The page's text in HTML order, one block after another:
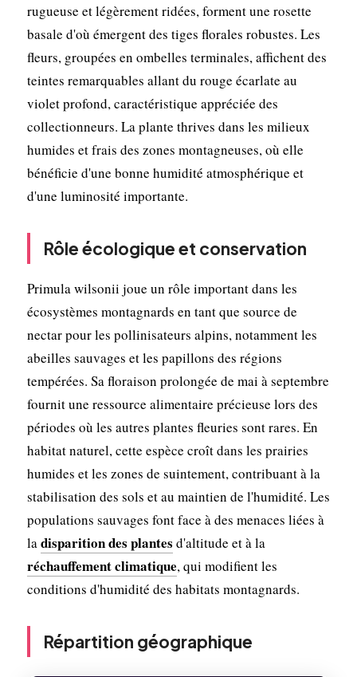
rugueuse et légèrement ridées, forment une rosette
basale d'où émergent des tiges florales robustes. Les
fleurs, groupées en ombelles terminales, affichent des
teintes remarquables allant du rouge écarlate au
violet profond, caractéristique appréciée des
collectionneurs. La plante thrives dans les milieux
humides et frais des zones montagneuses, où elle
bénéficie d'une bonne humidité atmosphérique et
d'une luminosité importante.
Rôle écologique et conservation
Primula wilsonii joue un rôle important dans les
écosystèmes montagnards en tant que source de
nectar pour les pollinisateurs alpins, notamment les
abeilles sauvages et les papillons des régions
tempérées. Sa floraison prolongée de mai à septembre
fournit une ressource alimentaire précieuse lors des
périodes où les autres plantes fleuries sont rares. En
habitat naturel, cette espèce croît dans les prairies
humides et les zones de suintement, contribuant à la
stabilisation des sols et au maintien de l'humidité. Les
populations sauvages font face à des menaces liées à
ladisparition des plantes d'altitude et à la
réchauffement climatique, qui modifient les
conditions d'humidité des habitats montagnards.
Répartition géographique